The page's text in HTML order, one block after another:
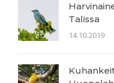
Talissa
14.10.2019